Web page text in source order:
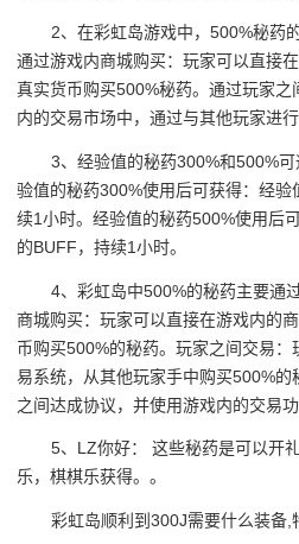
2、在彩虹岛游戏中，500%秘药
通过游戏内商城购买：玩家可以直接
真实货币购买500%秘药。通过玩家
内的交易市场中，通过与其他玩家进
3、经验值的秘药300%和500%
验值的秘药300%使用后可获得：经
续1小时。经验值的秘药500%使用后
的BUFF，持续1小时。
4、彩虹岛中500%的秘药主要通
商城购买：玩家可以直接在游戏内的
币购买500%的秘药。玩家之间交易
易系统，从其他玩家手中购买500%
之间达成协议，并使用游戏内的交易功
5、LZ你好： 这些秘药是可以开
乐，棋棋乐获得。。
彩虹岛顺利到300J需要什么装备,